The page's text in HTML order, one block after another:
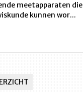
meetapparaten die
kunnen wor...